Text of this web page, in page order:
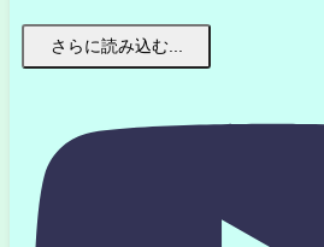
さらに読み込む...